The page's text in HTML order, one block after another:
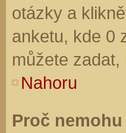
otázky a
anketu, kde 0
můžete
Nahoru
Proč